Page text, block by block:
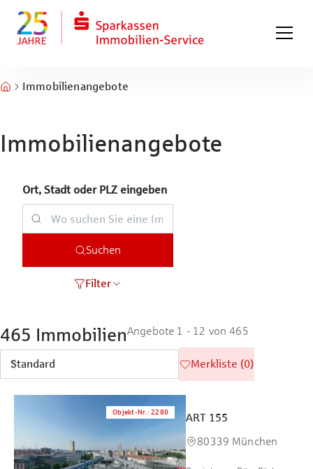
Zum Fuß springen
Immobilienangebote
Immobilienangebote
Ort, Stadt oder PLZ eingeben
Suchen
Filter
465 ImmobilienAngebote 1 - 12 von 465
Merkliste (0)
Objekt-Nr. :2280
ART 155
80339 München